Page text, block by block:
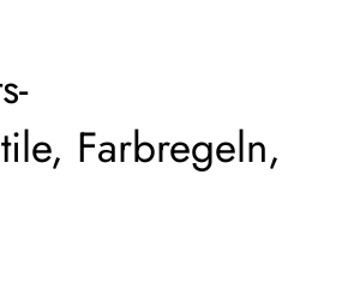
Farbregeln,